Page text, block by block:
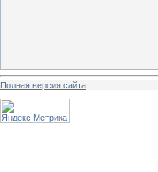
Полная версия сайта